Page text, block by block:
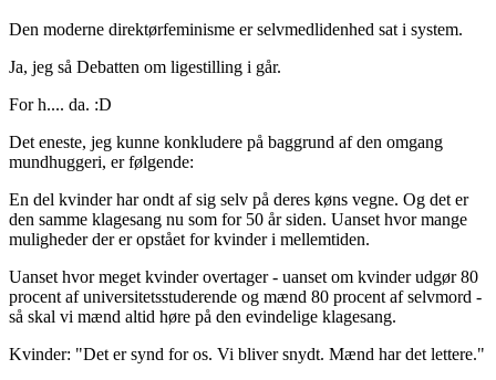
Den moderne direktørfeminisme er selvmedlidenhed sat i system.
Ja, jeg så Debatten om ligestilling i går.
For h.... da. :D
Det eneste, jeg kunne konkludere på baggrund af den omgang
mundhuggeri, er følgende:
En del kvinder har ondt af sig selv på deres køns vegne. Og det er
den samme klagesang nu som for 50 år siden. Uanset hvor mange
muligheder der er opstået for kvinder i mellemtiden.
Uanset hvor meget kvinder overtager - uanset om kvinder udgør 80
procent af universitetsstuderende og mænd 80 procent af selvmord -
så skal vi mænd altid høre på den evindelige klagesang.
Kvinder: "Det er synd for os. Vi bliver snydt. Mænd har det lettere."